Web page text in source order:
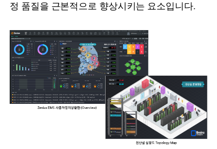
정 품질을 근본적으로 향상시키는 요소입니다.